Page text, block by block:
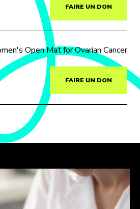
FAIRE UN DON
Open Mat for Ovarian Cancer
FAIRE UN DON